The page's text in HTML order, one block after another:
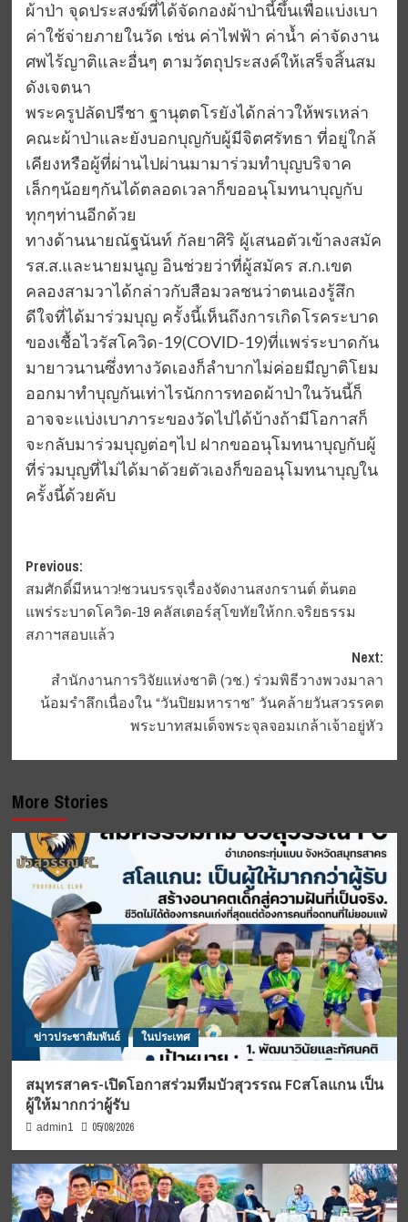
ผ้าป่า จุดประสงฆ์ที่ได้จัดกองผ้าป่านี้ขึ้นเพื่อแบ่งเบา
ค่าใช้จ่ายภายในวัด เช่น ค่าไฟฟ้า ค่าน้ำ ค่าจัดงาน
ศพไร้ญาติและอื่นๆ ตามวัตถุประสงค์ให้เสร็จสิ้นสม
ดังเจตนา
พระครูปลัดปรีชา ฐานุตตโรยังได้กล่าวให้พรเหล่า
คณะผ้าป่าและยังบอกบุญกับผู้มีจิตศรัทธา ที่อยู่ใกล้
เคียงหรือผู้ที่ผ่านไปผ่านมามาร่วมทำบุญบริจาค
เล็กๆน้อยๆกันได้ตลอดเวลาก็ขออนุโมทนาบุญกับ
ทุกๆท่านอีกด้วย
ทางด้านนายณัฐนันท์ กัลยาศิริ ผู้เสนอตัวเข้าลงสมัค
รส.ส.และนายมนูญ อินช่วยว่าที่ผู้สมัคร ส.ก.เขต
คลองสามวาได้กล่าวกับสือมวลชนว่าตนเองรู้สึก
ดีใจที่ได้มาร่วมบุญ ครั้งนี้เห็นถึงการเกิดโรคระบาด
ของเชื้อไวรัสโควิด-19(COVID-19)ที่แพร่ระบาดกัน
มายาวนานซึ่งทางวัดเองก็ลำบากไม่ค่อยมีญาติโยม
ออกมาทำบุญกันเท่าไรนักการทอดผ้าป่าในวันนี้ก็
อาจจะแบ่งเบาภาระของวัดไปได้บ้างถ้ามีโอกาสก็
จะกลับมาร่วมบุญต่อๆไป ฝากขออนุโมทนาบุญกับผู้
ที่ร่วมบุญที่ไม่ได้มาด้วยตัวเองก็ขออนุโมทนาบุญใน
ครั้งนี้ด้วยคับ
Post
navigation
Previous:
สมศักดิ์มีหนาว!ชวนบรรจุเรื่องจัดงานสงกรานต์ ต้นตอ
แพร่ระบาดโควิด-19 คลัสเตอร์สุโขทัยให้กก.จริยธรรม
สภาฯสอบแล้ว
Next:
สำนักงานการวิจัยแห่งชาติ (วช.) ร่วมพิธีวางพวงมาลา
น้อมรำลึกเนื่องใน “วันปิยมหาราช” วันคล้ายวันสวรรคต
พระบาทสมเด็จพระจุลจอมเกล้าเจ้าอยู่หัว
More Stories
ข่าวประชาสัมพันธ์ ในประเทศ
สมุทรสาคร-เปิดโอกาสร่วมทีมบัวสุวรรณ FCสโลแกน เป็น
ผู้ให้มากกว่าผู้รับ
admin1 05/08/2026